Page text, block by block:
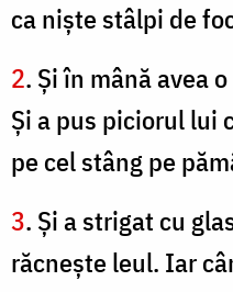
ca nişte stâlpi de
2. Şi în mână avea
Şi a pus piciorul lui
pe cel stâng pe
3. Şi a strigat cu
răcneşte leul. Iar